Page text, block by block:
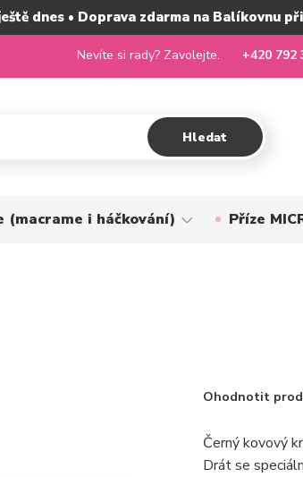
dnes • Doprava zdarma na Balíkovnu
Hledat
Nevíte si rady? Zavolejte. +420 792
(macrame i háčkování) Příze
Ohodnotit
Černý kovový
Drát se